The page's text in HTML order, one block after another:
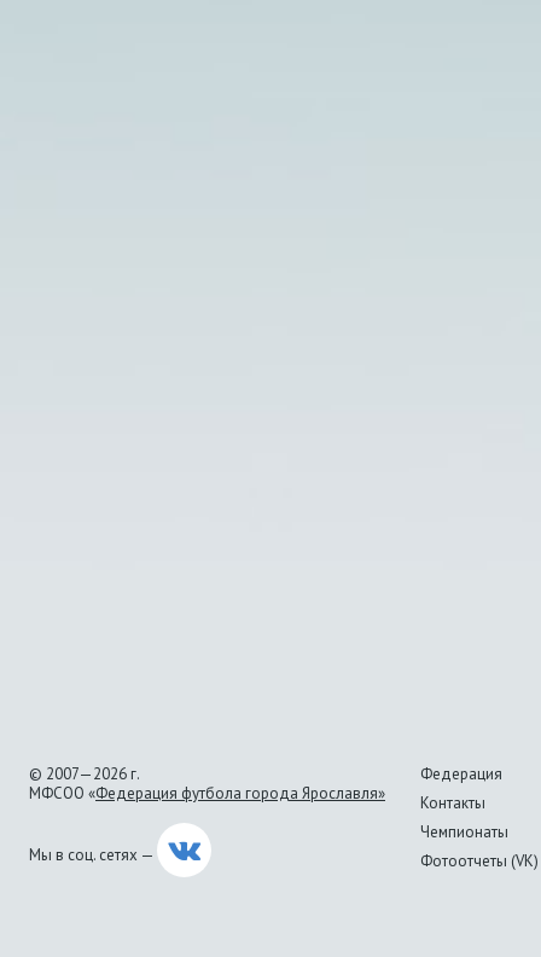
© 2007—2026 г.
МФСОО «Федерация футбола города Ярославля»
Мы в соц. сетях —
Федерация
Контакты
Чемпионаты
Фотоотчеты (VK)